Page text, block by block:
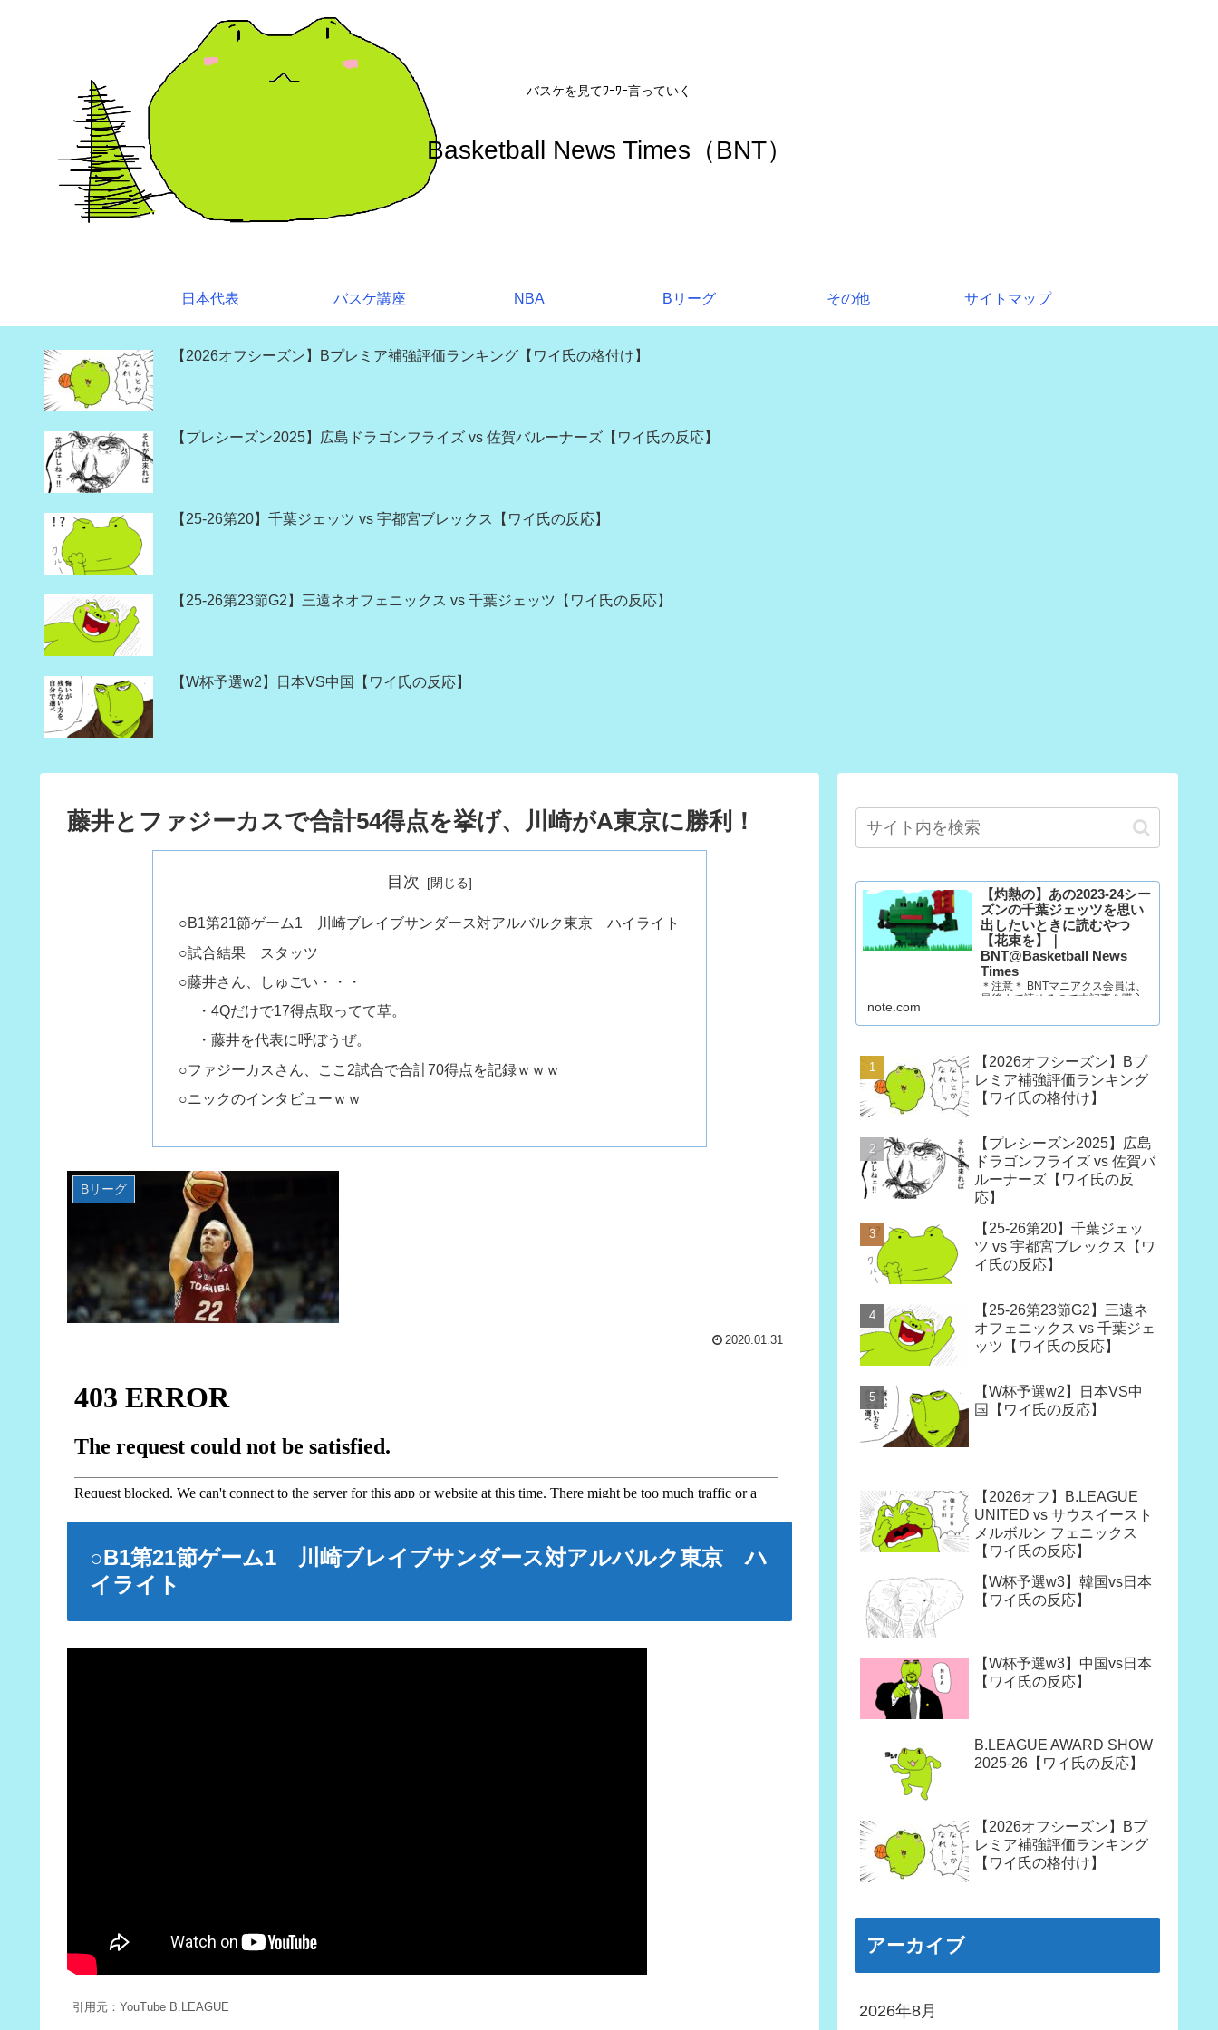
バスケを見てﾜｰﾜｰ言っていく
Basketball News Times（BNT）
日本代表 バスケ講座 NBA Bリーグ その他 サイトマップ
【2026オフシーズン】Bプレミア補強評価ランキング【ワイ氏の格付け】
【プレシーズン2025】広島ドラゴンフライズ vs 佐賀バルーナーズ【ワイ氏の反応】
【25-26第20】千葉ジェッツ vs 宇都宮ブレックス【ワイ氏の反応】
【25-26第23節G2】三遠ネオフェニックス vs 千葉ジェッツ【ワイ氏の反応】
【W杯予選w2】日本VS中国【ワイ氏の反応】
藤井とファジーカスで合計54得点を挙げ、川崎がA東京に勝利！
目次
○B1第21節ゲーム1 川崎ブレイブサンダース対アルバルク東京 ハイライト
○試合結果 スタッツ
○藤井さん、しゅごい・・・
・4Qだけで17得点取ってて草。
・藤井を代表に呼ぼうぜ。
○ファジーカスさん、ここ2試合で合計70得点を記録ｗｗｗ
○ニックのインタビューｗｗ
Bリーグ
2020.01.31
○B1第21節ゲーム1 川崎ブレイブサンダース対アルバルク東京 ハ
イライト
引用元：YouTube B.LEAGUE
【灼熱の】あの2023-24シー
ズンの千葉ジェッツを思い
出したいときに読むやつ
【花束を】｜
BNT@Basketball News
Times
＊注意＊ BNTマニアクス会員は、
最後まで読めるので本記事を購入
ス会員以外の方で、「この記事だ
れば、今月だけマニアクス会員に
なった方が390円安いです。
（訳：石油王は3部買っていけ）
10年後も千葉…
note.com
【2026オフシーズン】Bプ
レミア補強評価ランキング
【ワイ氏の格付け】
【プレシーズン2025】広島
ドラゴンフライズ vs 佐賀バ
ルーナーズ【ワイ氏の反
応】
【25-26第20】千葉ジェッ
ツ vs 宇都宮ブレックス【ワ
イ氏の反応】
【25-26第23節G2】三遠ネ
オフェニックス vs 千葉ジェ
ッツ【ワイ氏の反応】
【W杯予選w2】日本VS中
国【ワイ氏の反応】
【2026オフ】B.LEAGUE
UNITED vs サウスイースト
メルボルン フェニックス
【ワイ氏の反応】
【W杯予選w3】韓国vs日本
【ワイ氏の反応】
【W杯予選w3】中国vs日本
【ワイ氏の反応】
B.LEAGUE AWARD SHOW
2025-26【ワイ氏の反応】
【2026オフシーズン】Bプ
レミア補強評価ランキング
【ワイ氏の格付け】
アーカイブ
2026年8月